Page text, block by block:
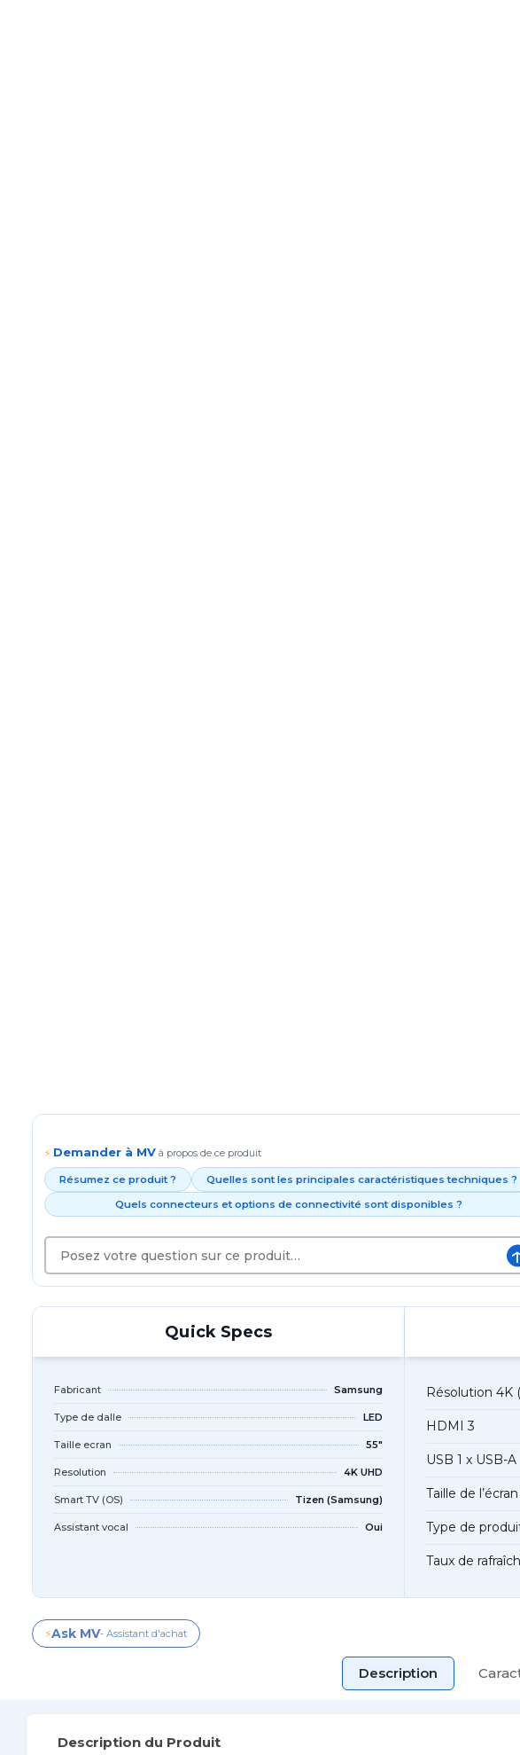
⚡ Demander à MV à propos de ce produit
Résumez ce produit ?
Quelles sont les principales caractéristiques techniques ?
Quels connecteurs et options de connectivité sont disponibles ?
Quick Specs
Fabricant Samsung
Type de dalle LED
Taille ecran 55"
Resolution 4K UHD
Smart TV (OS) Tizen (Samsung)
Assistant vocal Oui
Résolution 4K
HDMI 3
USB 1 x USB-A
Taille de l’écran
Type de
Taux de
⚡Ask MV- Assistant d'achat
Description
Description du Produit